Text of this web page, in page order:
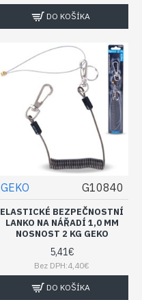
DO KOŠÍKA
GEKO G10840
ELASTICKÉ BEZPEČNOSTNÍ
LANKO NA NÁŘADÍ 1,0 MM
NOSNOST 2 KG GEKO
5,41€
Bez DPH:4,40€
DO KOŠÍKA